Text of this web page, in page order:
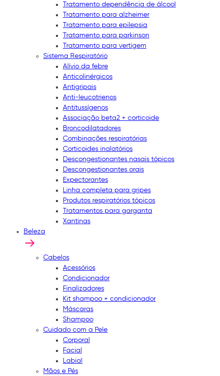
Tratamento dependência de álcool
Tratamento para alzheimer
Tratamento para epilepsia
Tratamento para parkinson
Tratamento para vertigem
Sistema Respiratório
Alívio da febre
Anticolinérgicos
Antigripais
Anti-leucotrienos
Antitussígenos
Associação beta2 + corticoide
Broncodilatadores
Combinações respiratórias
Corticoides inalatórios
Descongestionantes nasais tópicos
Descongestionantes orais
Expectorantes
Linha completa para gripes
Produtos respiratórios tópicos
Tratamentos para garganta
Xantinas
Beleza
Cabelos
Acessórios
Condicionador
Finalizadores
Kit shampoo + condicionador
Máscaras
Shampoo
Cuidado com a Pele
Corporal
Facial
Labial
Mãos e Pés